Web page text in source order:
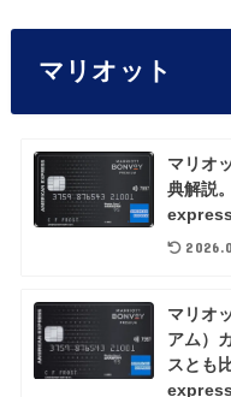
マリオット
マリオ
典解説
マリオ
アム）
スとも